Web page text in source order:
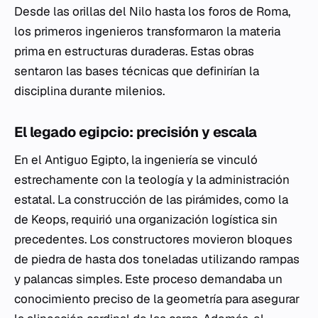
Desde las orillas del Nilo hasta los foros de Roma,
los primeros ingenieros transformaron la materia
prima en estructuras duraderas. Estas obras
sentaron las bases técnicas que definirían la
disciplina durante milenios.
El legado egipcio: precisión y escala
En el Antiguo Egipto, la ingeniería se vinculó
estrechamente con la teología y la administración
estatal. La construcción de las pirámides, como la
de Keops, requirió una organización logística sin
precedentes. Los constructores movieron bloques
de piedra de hasta dos toneladas utilizando rampas
y palancas simples. Este proceso demandaba un
conocimiento preciso de la geometría para asegurar